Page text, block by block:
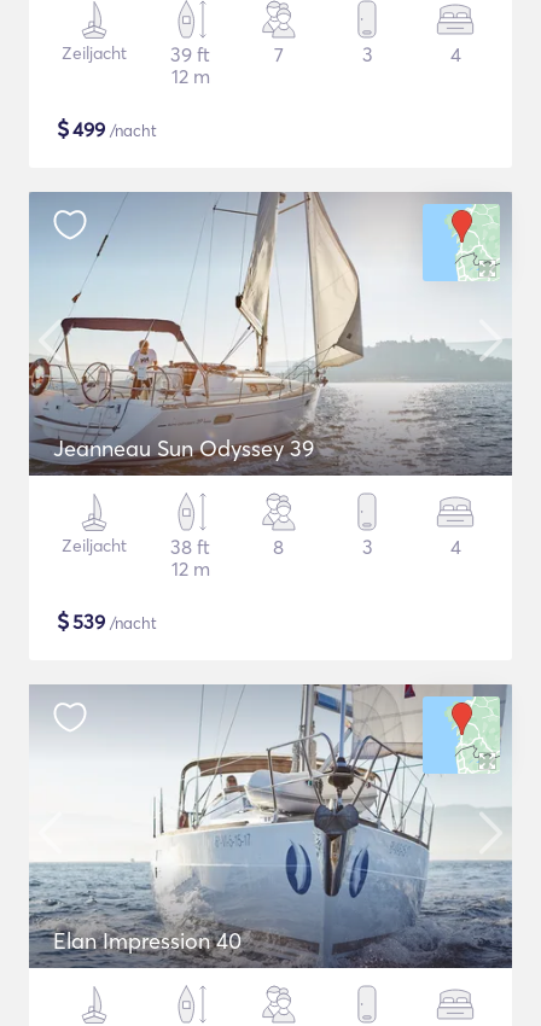
Zeiljacht
39 ft
12 m
7 3 4
$499 /nacht
Jeanneau Sun Odyssey 39
Zeiljacht
38 ft
12 m
8 3 4
$539 /nacht
Elan Impression 40